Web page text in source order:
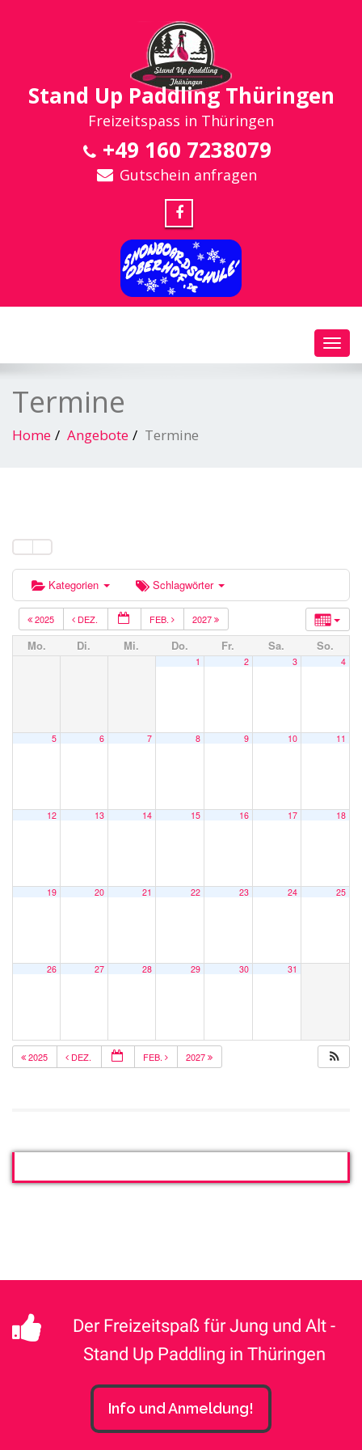
Stand Up Paddling Thüringen
Freizeitspass in Thüringen
+49 160 7238079
Gutschein anfragen
Termine
Home Angebote Termine
Kategorien Schlagwörter
2025 DEZ. FEB. 2027
Mo. Di. Mi. Do. Fr. Sa. So.
1 2 3 4
5 6 7 8 9 10 11
12 13 14 15 16 17 18
19 20 21 22 23 24 25
26 27 28 29 30 31
2025 DEZ. FEB. 2027
Der Freizeitspaß für Jung und Alt -
Stand Up Paddling in Thüringen
Info und Anmeldung!